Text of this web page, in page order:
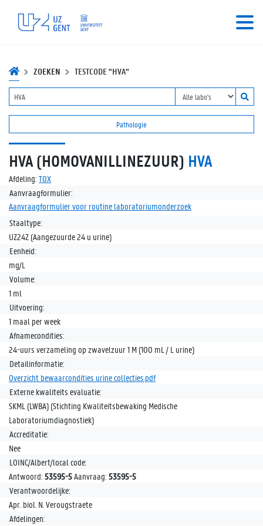
ZOEKEN TESTCODE "HVA"
Pathologie
HVA (HOMOVANILLINEZUUR) HVA
Afdeling: TOX
Aanvraagformulier:
Aanvraagformulier voor routine laboratoriumonderzoek
Staaltype:
UZ24Z (Aangezuurde 24 u urine)
Eenheid:
mg/L
Volume:
1 ml
Uitvoering:
1 maal per week
Afnamecondities:
24-uurs verzameling op zwavelzuur 1 M (100 mL / L urine)
Detailinformatie:
Overzicht bewaarcondities urine collecties.pdf
Externe kwaliteits evaluatie:
SKML (LWBA) (Stichting Kwaliteitsbewaking Medische
Laboratoriumdiagnostiek)
Accreditatie:
Nee
LOINC/Albert/local code:
Antwoord: 53595-5Aanvraag: 53595-5
Verantwoordelijke:
Apr. biol. N. Verougstraete
Afdelingen: